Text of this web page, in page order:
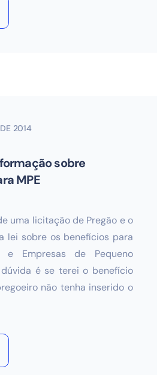
2014
sobre
MPE
uma licitação de Pregão e o
lei sobre os benefícios para
e Empresas de Pequeno
é se terei o benefício
não tenha inserido o